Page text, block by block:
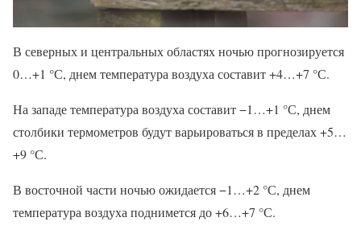
В северных и центральных областях ночью прогнозируется
0…+1 °С, днем температура воздуха составит +4…+7 °С.
На западе температура воздуха составит −1…+1 °С, днем
столбики термометров будут варьироваться в пределах +5…
+9 °С.
В восточной части ночью ожидается −1…+2 °С, днем
температура воздуха поднимется до +6…+7 °С.